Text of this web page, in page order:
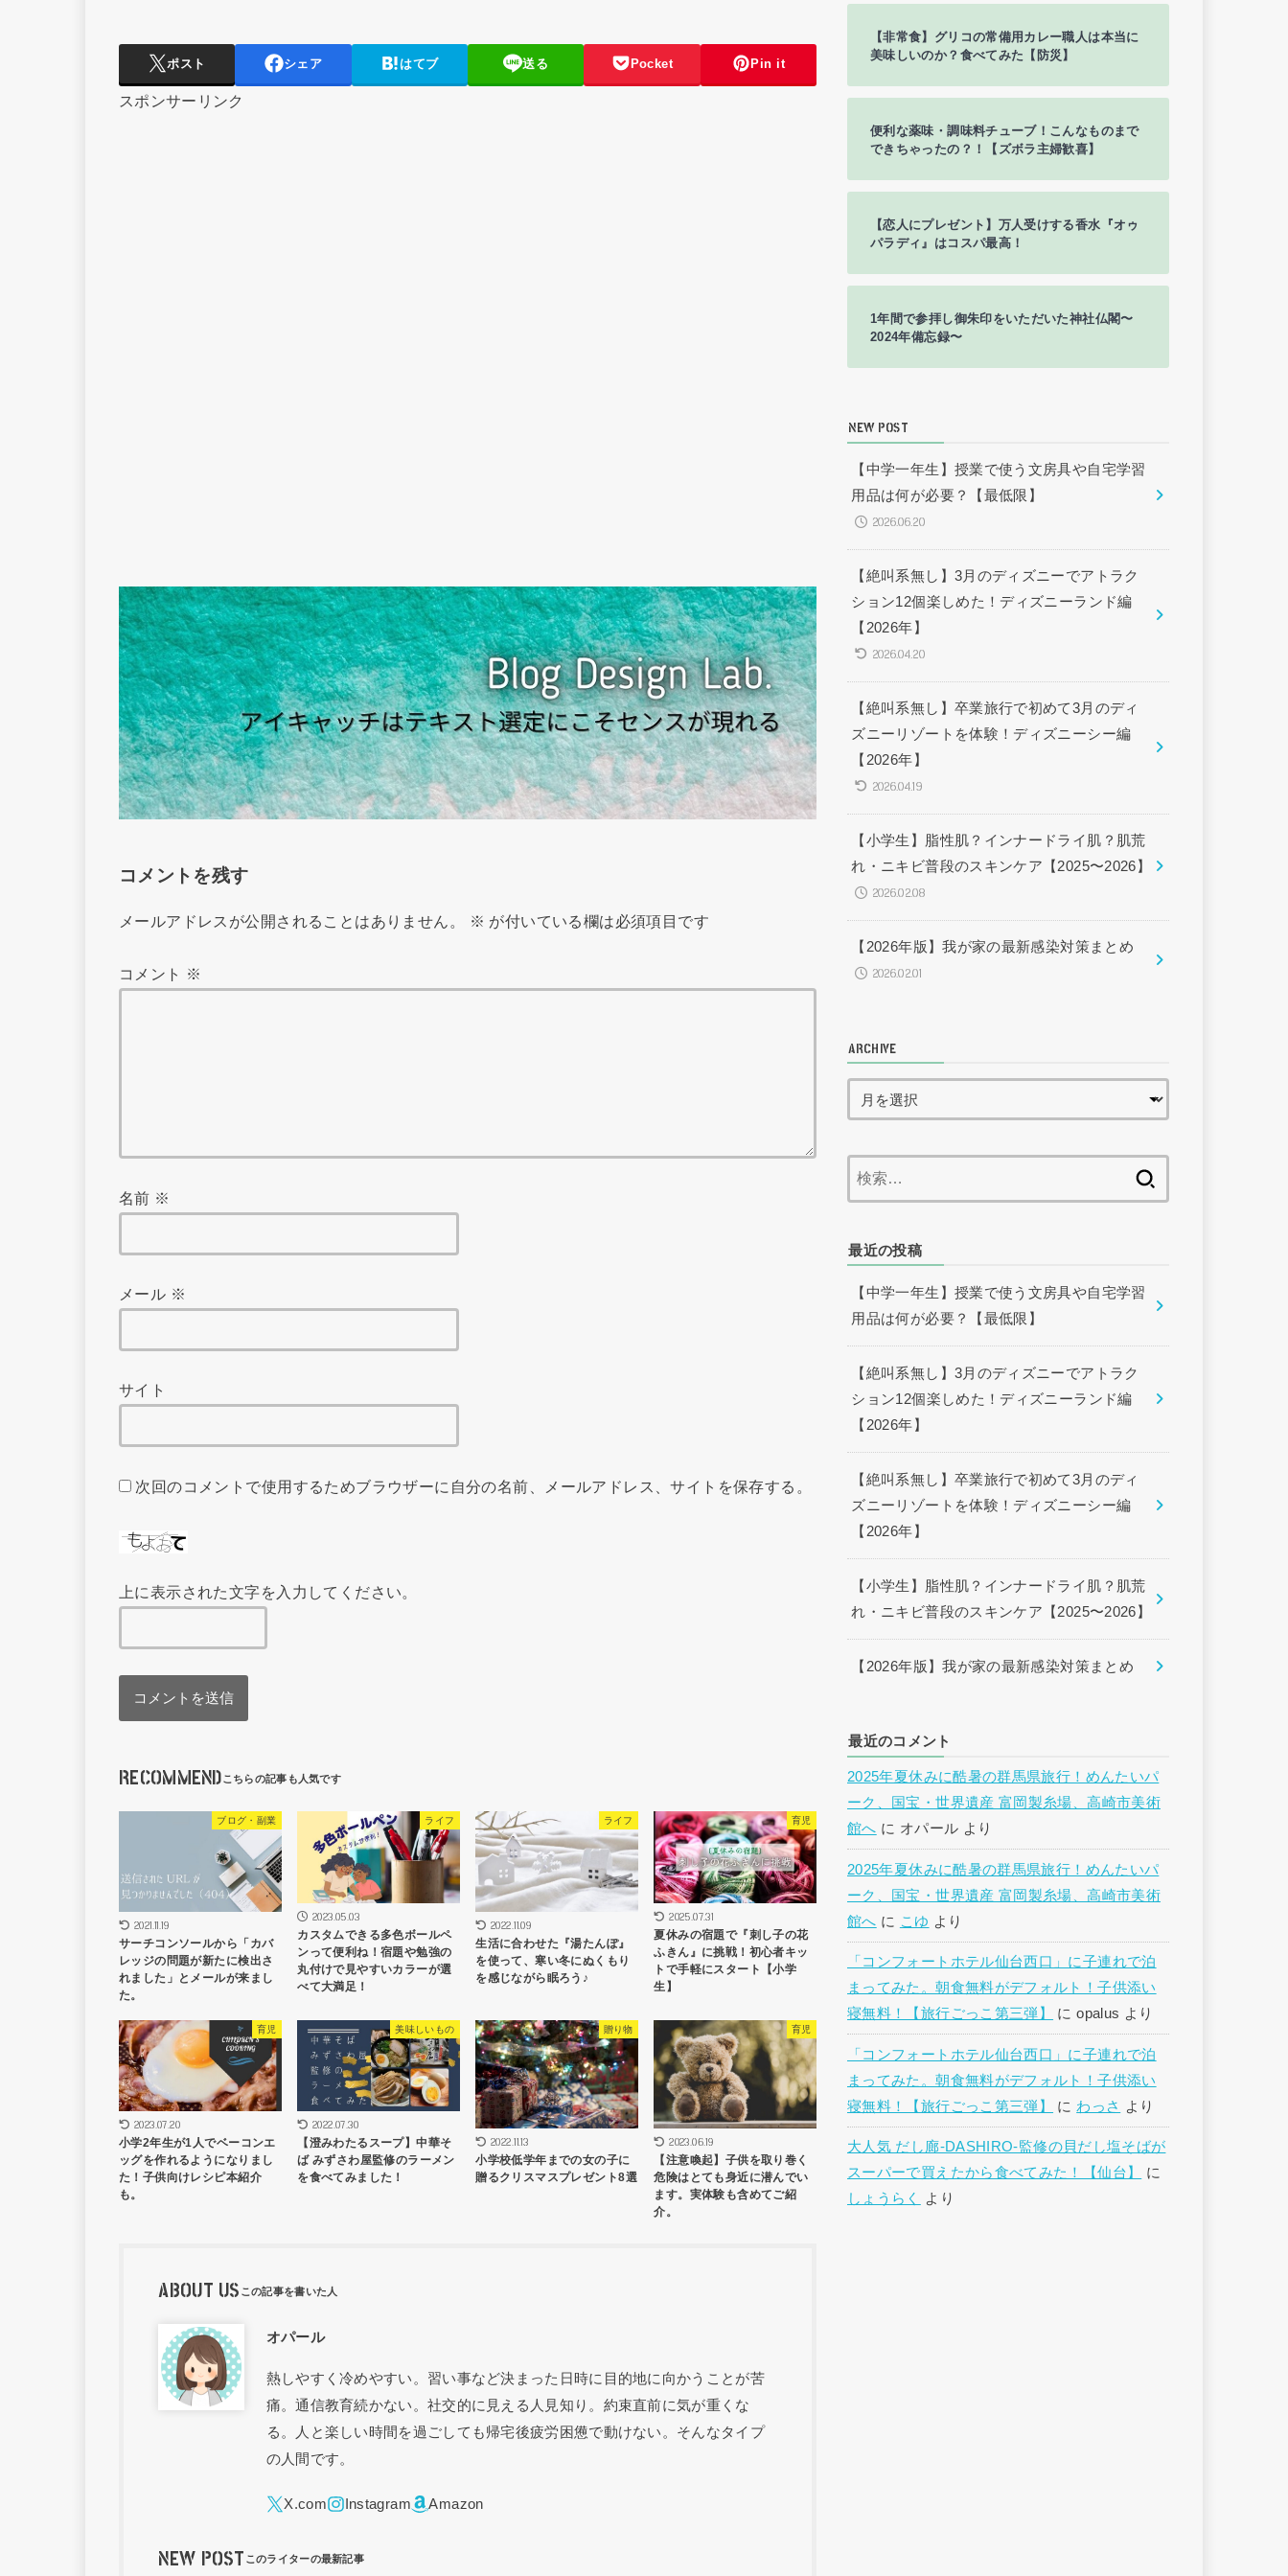
ポスト シェア はてブ 送る Pocket Pin it
スポンサーリンク
コメントを残す
メールアドレスが公開されることはありません。 ※ が付いている欄は必須項目です
コメント ※
名前 ※
メール ※
サイト
次回のコメントで使用するためブラウザーに自分の名前、メールアドレス、サイトを保存する。
上に表示された文字を入力してください。
RECOMMEND
ブログ・副業
2021.11.19
サーチコンソールから「カバ
レッジの問題が新たに検出さ
れました」とメールが来まし
た。
ライフ
2023.05.03
カスタムできる多色ボールペ
ンって便利ね！宿題や勉強の
丸付けで見やすいカラーが選
べて大満足！
ライフ
2022.11.09
生活に合わせた『湯たんぽ』
を使って、寒い冬にぬくもり
を感じながら眠ろう♪
育児
2025.07.31
夏休みの宿題で『刺し子の花
ふきん』に挑戦！初心者キッ
トで手軽にスタート【小学
生】
育児
2023.07.20
小学2年生が1人でベーコンエ
ッグを作れるようになりまし
た！子供向けレシピ本紹介
も。
美味しいもの
2022.07.30
【澄みわたるスープ】中華そ
ば みずさわ屋監修のラーメン
を食べてみました！
贈り物
2022.11.13
小学校低学年までの女の子に
贈るクリスマスプレゼント8選
育児
2023.06.19
【注意喚起】子供を取り巻く
危険はとても身近に潜んでい
ます。実体験も含めてご紹
介。
ABOUT US
オパール
熱しやすく冷めやすい。習い事など決まった日時に目的地に向かうことが苦
痛。通信教育続かない。社交的に見える人見知り。約束直前に気が重くな
る。人と楽しい時間を過ごしても帰宅後疲労困憊で動けない。そんなタイプ
の人間です。
NEW POST
【非常食】グリコの常備用カレー職人は本当に
美味しいのか？食べてみた【防災】
便利な薬味・調味料チューブ！こんなものまで
できちゃったの？！【ズボラ主婦歓喜】
【恋人にプレゼント】万人受けする香水『オゥ
パラディ』はコスパ最高！
1年間で参拝し御朱印をいただいた神社仏閣〜
2024年備忘録〜
NEW POST
【中学一年生】授業で使う文房具や自宅学習
用品は何が必要？【最低限】
2026.06.20
【絶叫系無し】3月のディズニーでアトラク
ション12個楽しめた！ディズニーランド編
【2026年】
2026.04.20
【絶叫系無し】卒業旅行で初めて3月のディ
ズニーリゾートを体験！ディズニーシー編
【2026年】
2026.04.19
【小学生】脂性肌？インナードライ肌？肌荒
れ・ニキビ普段のスキンケア【2025〜2026】
2026.02.08
【2026年版】我が家の最新感染対策まとめ
2026.02.01
ARCHIVE
最近の投稿
【中学一年生】授業で使う文房具や自宅学習
用品は何が必要？【最低限】
【絶叫系無し】3月のディズニーでアトラク
ション12個楽しめた！ディズニーランド編
【2026年】
【絶叫系無し】卒業旅行で初めて3月のディ
ズニーリゾートを体験！ディズニーシー編
【2026年】
【小学生】脂性肌？インナードライ肌？肌荒
れ・ニキビ普段のスキンケア【2025〜2026】
【2026年版】我が家の最新感染対策まとめ
最近のコメント
2025年夏休みに酷暑の群馬県旅行！めんたいパ
ーク、国宝・世界遺産 富岡製糸場、高崎市美術
館へ に オパール より
2025年夏休みに酷暑の群馬県旅行！めんたいパ
ーク、国宝・世界遺産 富岡製糸場、高崎市美術
館へ に こゆ より
「コンフォートホテル仙台西口」に子連れで泊
まってみた。朝食無料がデフォルト！子供添い
寝無料！【旅行ごっこ第三弾】
にopalus より
「コンフォートホテル仙台西口」に子連れで泊
まってみた。朝食無料がデフォルト！子供添い
寝無料！【旅行ごっこ第三弾】
に わっさ より
大人気 だし廊-DASHIRO-監修の貝だし塩そばが
スーパーで買えたから食べてみた！【仙台】
に
しょうらく
より